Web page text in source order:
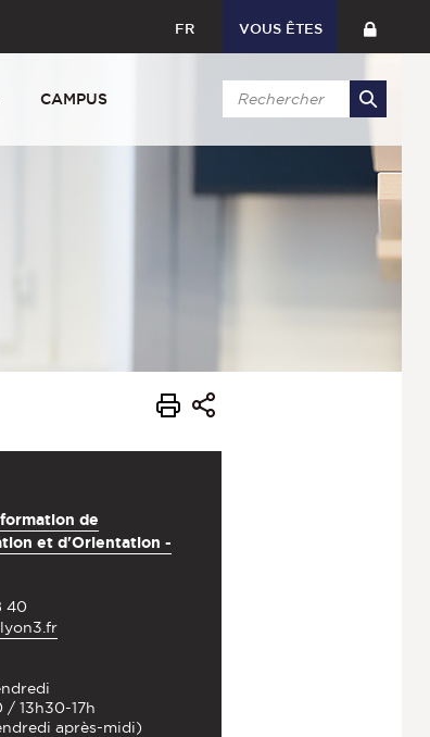
FR VOUS ÊTES
CAMPUS
de
et d'Orientation -
40
/ 13h30-17h
après-midi)